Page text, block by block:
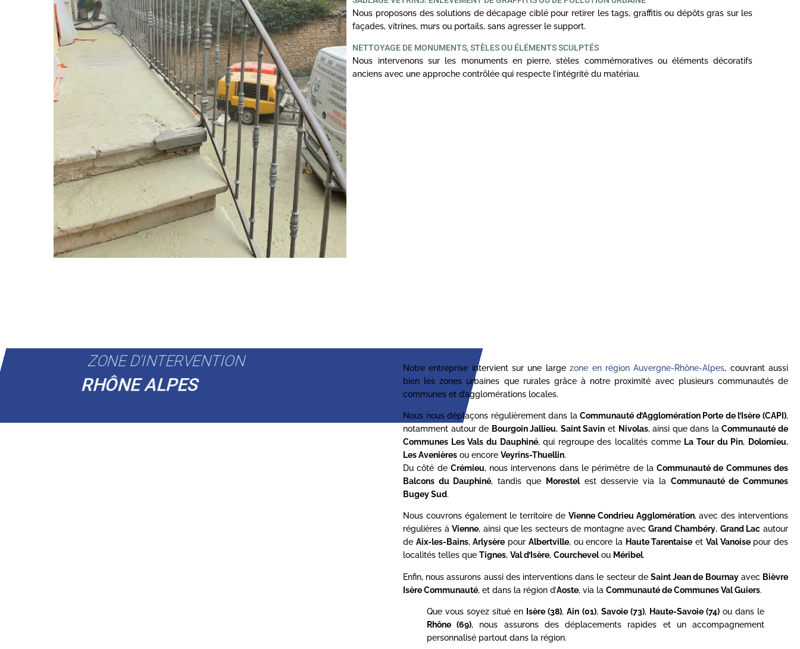
Nous proposons des solutions de décapage ciblé pour retirer les tags, graffitis ou dépôts gras sur les
façades, vitrines, murs ou portails, sans agresser le support.
NETTOYAGE DE MONUMENTS, STÈLES OU ÉLÉMENTS SCULPTÉS
Nous intervenons sur les monuments en pierre, stèles commémoratives ou éléments décoratifs
anciens avec une approche contrôlée qui respecte l’intégrité du matériau.
ZONE D'INTERVENTION
RHÔNE ALPES
Notre entreprise intervient sur une largezone en région Auvergne-Rhône-Alpes, couvrant aussi
bien les zones urbaines que rurales grâce à notre proximité avec plusieurs communautés de
communes et d’agglomérations locales.
Nous nous déplaçons régulièrement dans laCommunauté d’Agglomération Porte de l’Isère (CAPI),
notamment autour de Bourgoin Jallieu, Saint Savin et Nivolas, ainsi que dans laCommunauté de
Communes Les Vals du Dauphiné, qui regroupe des localités comme La Tour du Pin, Dolomieu,
Les Avenièresou encore Veyrins-Thuellin.
Du côté de Crémieu, nous intervenons dans le périmètre de laCommunauté de Communes des
Balcons du Dauphiné, tandis que Morestelest desservie via la Communauté de Communes
Bugey Sud.
Nous couvrons également le territoire de Vienne Condrieu Agglomération, avec des interventions
régulières àVienne, ainsi que les secteurs de montagne avecGrand Chambéry, Grand Lac autour
de Aix-les-Bains,Arlysère pour Albertville, ou encore la Haute Tarentaise et Val Vanoisepour des
localités telles que Tignes, Val d’Isère, Courchevelou Méribel.
Enfin, nous assurons aussi des interventions dans le secteur de Saint Jean de Bournayavec Bièvre
Isère Communauté, et dans la région d’Aoste, via la Communauté de Communes Val Guiers.
Que vous soyez situé en Isère (38),Ain (01), Savoie (73), Haute-Savoie (74)ou dans le
Rhône (69), nous assurons des déplacements rapides et un accompagnement
personnalisé partout dans la région.